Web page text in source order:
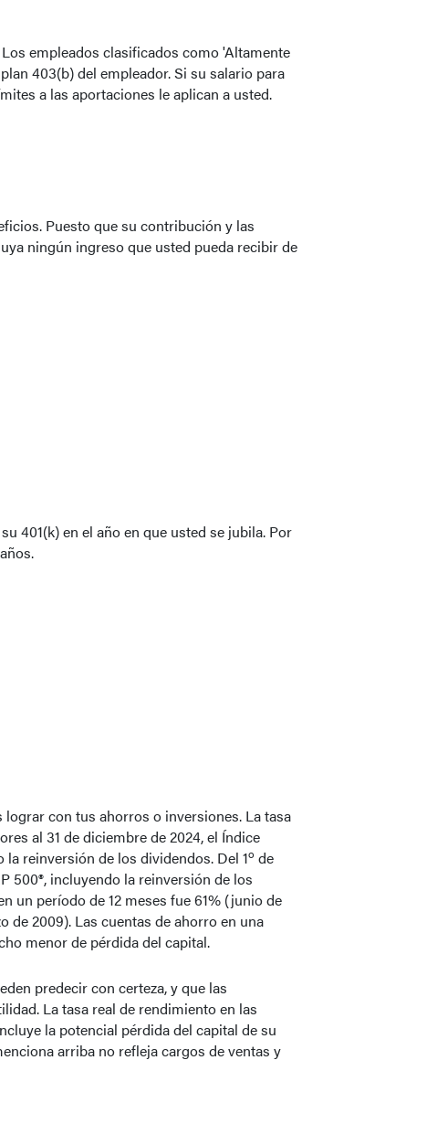
empleados clasificados como 'Altamente
403(b) del empleador. Si su salario para
a las aportaciones le aplican a usted.
Puesto que su contribución y las
ningún ingreso que usted pueda recibir de
401(k) en el año en que usted se jubila. Por
con tus ahorros o inversiones. La tasa
al 31 de diciembre de 2024, el Índice
reinversión de los dividendos. Del 1o de
500®, incluyendo la reinversión de los
un período de 12 meses fue 61% (junio de
de 2009). Las cuentas de ahorro en una
menor de pérdida del capital.
predecir con certeza, y que las
La tasa real de rendimiento en las
la potencial pérdida del capital de su
arriba no refleja cargos de ventas y